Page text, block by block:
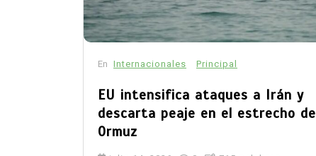
En Internacionales Principal
EU intensifica ataques a Irán y
descarta peaje en el estrecho de
Ormuz